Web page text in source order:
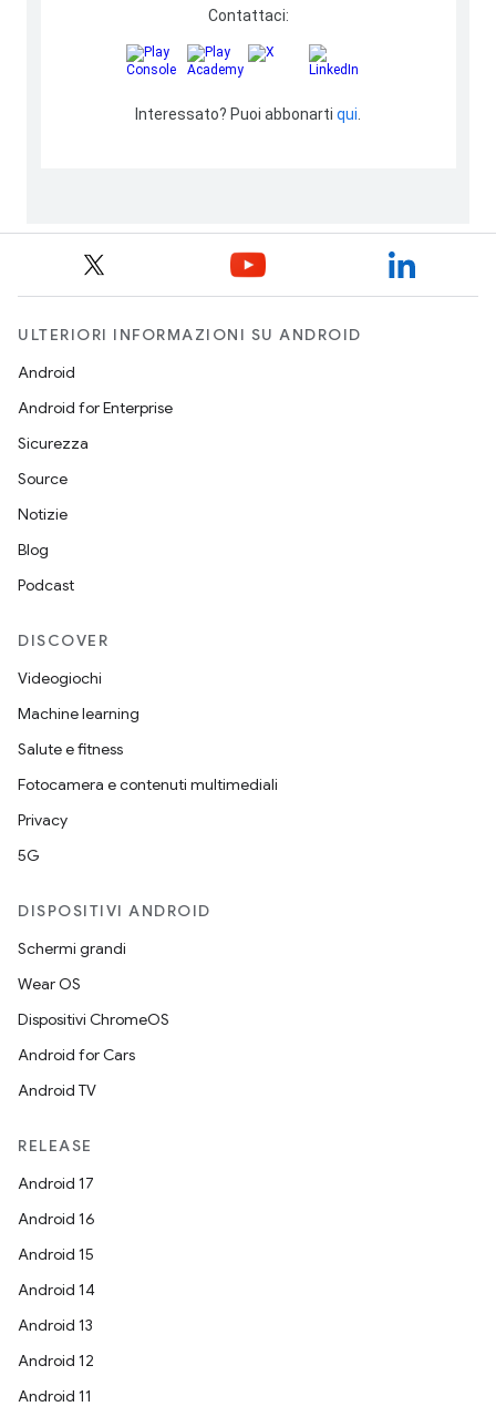
ULTERIORI INFORMAZIONI SU ANDROID
Android
Android for Enterprise
Sicurezza
Source
Notizie
Blog
Podcast
DISCOVER
Videogiochi
Machine learning
Salute e fitness
Fotocamera e contenuti multimediali
Privacy
5G
DISPOSITIVI ANDROID
Schermi grandi
Wear OS
Dispositivi ChromeOS
Android for Cars
Android TV
RELEASE
Android 17
Android 16
Android 15
Android 14
Android 13
Android 12
Android 11